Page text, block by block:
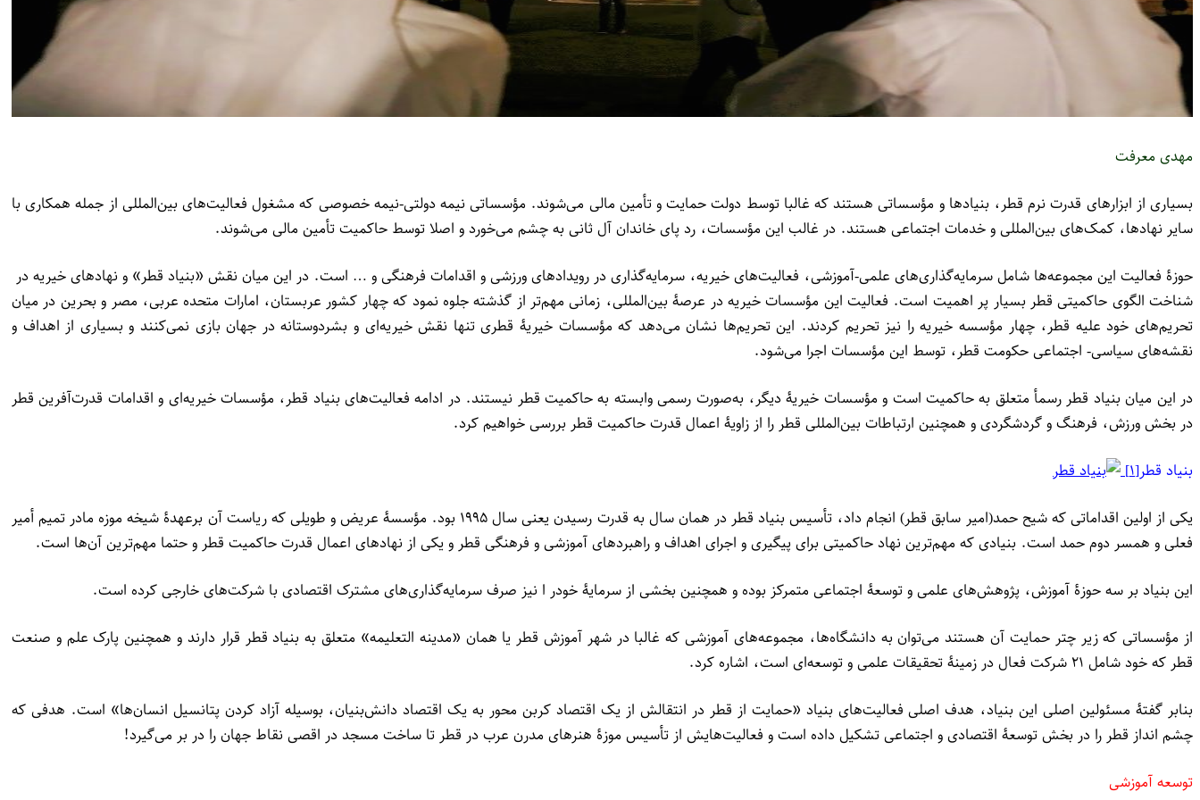
مهدی معرفت
بسیاری از ابزارهای قدرت نرم قطر، بنیادها و مؤسساتی هستند که غالبا توسط دولت حمایت و تأمین مالی می‌شوند. مؤسساتی نیمه دولتی-نیمه خصوصی که مشغول فعالیت‌های بین‌المللی از جمله همکاری با
سایر نهادها، کمک‌های بین‌المللی و خدمات اجتماعی هستند. در غالب این مؤسسات، رد پای خاندان آل ثانی به چشم می‌خورد و اصلا توسط حاکمیت تأمین مالی می‌شوند.
حوزۀ فعالیت این مجموعه‌ها شامل سرمایه‌گذاری‌های علمی-آموزشی، فعالیت‌های خیریه، سرمایه‌گذاری در رویدادهای ورزشی و اقدامات فرهنگی و … است. در این میان نقش «بنیاد قطر» و نهادهای خیریه در
شناخت الگوی حاکمیتی قطر بسیار پر اهمیت است. فعالیت این مؤسسات خیریه در عرصۀ بین‌المللی، زمانی مهم‌تر از گذشته جلوه نمود که چهار کشور عربستان، امارات متحده عربی، مصر و بحرین در میان
تحریم‌های خود علیه قطر، چهار مؤسسه خیریه را نیز تحریم کردند. این تحریم‌ها نشان می‌دهد که مؤسسات خیریۀ قطری تنها نقش خیریه‌ای و بشردوستانه در جهان بازی نمی‌کنند و بسیاری از اهداف و
نقشه‌های سیاسی- اجتماعی حکومت قطر، توسط این مؤسسات اجرا می‌شود.
در این میان بنیاد قطر رسمأ متعلق به حاکمیت است و مؤسسات خیریۀ دیگر، به‌صورت رسمی وابسته به حاکمیت قطر نیستند. در ادامه فعالیت‌های بنیاد قطر، مؤسسات خیریه‌ای و اقدامات قدرت‌آفرین قطر
در بخش ورزش، فرهنگ و گردشگردی و همچنین ارتباطات بین‌المللی قطر را از زاویۀ اعمال قدرت حاکمیت قطر بررسی خواهیم کرد.
بنیاد قطر[۱]
یکی از اولین اقداماتی که شیح حمد(امیر سابق قطر) انجام داد، تأسیس بنیاد قطر در همان سال به قدرت رسیدن یعنی سال ۱۹۹۵ بود. مؤسسۀ عریض و طویلی که ریاست آن برعهدۀ شیخه موزه مادر تمیم أمیر
فعلی و همسر دوم حمد است. بنیادی که مهم‌ترین نهاد حاکمیتی برای پیگیری و اجرای اهداف و راهبردهای آموزشی و فرهنگی قطر و یکی از نهادهای اعمال قدرت حاکمیت قطر و حتما مهم‌ترین آن‌ها است.
این بنیاد بر سه حوزۀ آموزش، پژوهش‌های علمی و توسعۀ اجتماعی متمرکز بوده و همچنین بخشی از سرمایۀ خودر ا نیز صرف سرمایه‌گذاری‌های مشترک اقتصادی با شرکت‌های خارجی کرده است.
از مؤسساتی که زیر چتر حمایت آن هستند می‌توان به دانشگاه‌ها، مجموعه‌های آموزشی که غالبا در شهر آموزش قطر یا همان «مدینه التعلیمه» متعلق به بنیاد قطر قرار دارند و همچنین پارک علم و صنعت
قطر که خود شامل ۲۱ شرکت فعال در زمینۀ تحقیقات علمی و توسعه‌ای است، اشاره کرد.
بنابر گفتۀ مسئولین اصلی این بنیاد، هدف اصلی فعالیت‌های بنیاد «حمایت از قطر در انتقالش از یک اقتصاد کربن محور به یک اقتصاد دانش‌بنیان، بوسیله آزاد کردن پتانسیل انسان‌ها» است. هدفی که
چشم انداز قطر را در بخش توسعۀ اقتصادی و اجتماعی تشکیل داده است و فعالیت‌هایش از تأسیس موزۀ هنرهای مدرن عرب در قطر تا ساخت مسجد در اقصی نقاط جهان را در بر می‌گیرد!
توسعه آموزشی